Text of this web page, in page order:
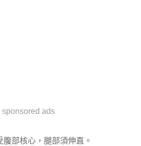
sponsored ads
部核心，腿部須伸直。